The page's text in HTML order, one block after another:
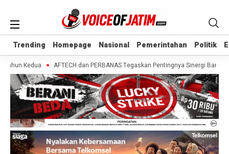
Trending Homepage Nasional Pemerintahan Politik
Trending Homepage Nasional Pemerintahan Politik
Kedua AFTECH dan PERBANAS Tegaskan Pentingnya Sinergi Bank-